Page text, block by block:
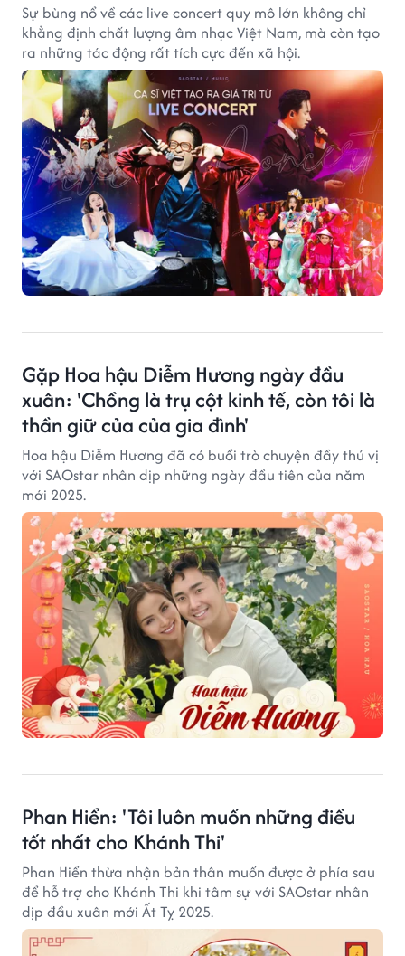
Sự bùng nổ về các live concert quy mô lớn không chỉ
khẳng định chất lượng âm nhạc Việt Nam, mà còn tạo
ra những tác động rất tích cực đến xã hội.
Gặp Hoa hậu Diễm Hương ngày đầu
xuân: 'Chồng là trụ cột kinh tế, còn tôi là
thần giữ của của gia đình'
Hoa hậu Diễm Hương đã có buổi trò chuyện đầy thú vị
với SAOstar nhân dịp những ngày đầu tiên của năm
mới 2025.
Phan Hiển: 'Tôi luôn muốn những điều
tốt nhất cho Khánh Thi'
Phan Hiển thừa nhận bản thân muốn được ở phía sau
để hỗ trợ cho Khánh Thi khi tâm sự với SAOstar nhân
dịp đầu xuân mới Ất Tỵ 2025.